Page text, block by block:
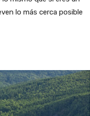
lo más cerca posible